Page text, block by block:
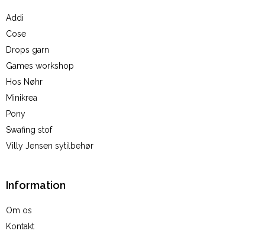
Addi
Cose
Drops garn
Games workshop
Hos Nøhr
Minikrea
Pony
Swafing stof
Villy Jensen sytilbehør
Information
Om os
Kontakt